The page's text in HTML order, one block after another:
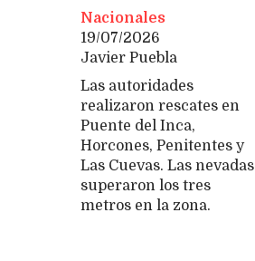
Javier Puebla
Nacionales
19/07/2026
Las autoridades
realizaron rescates en
Puente del Inca,
Horcones, Penitentes y
Las Cuevas. Las nevadas
superaron los tres
metros en la zona.